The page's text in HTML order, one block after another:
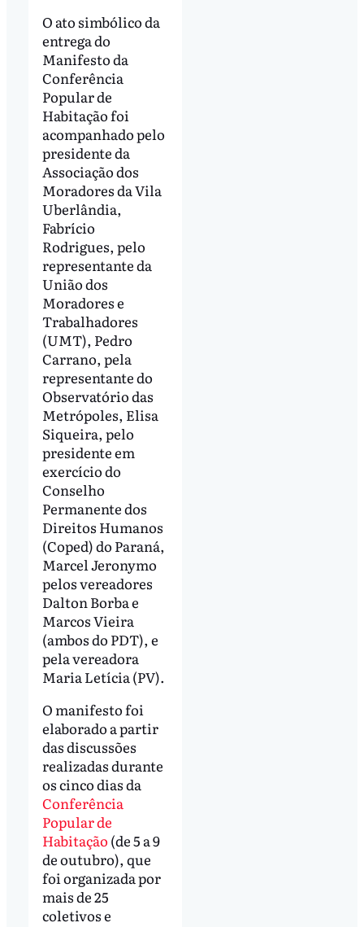
O ato simbólico da
entrega do
Manifesto da
Conferência
Popular de
Habitação foi
acompanhado pelo
presidente da
Associação dos
Moradores da Vila
Uberlândia,
Fabrício
Rodrigues, pelo
representante da
União dos
Moradores e
Trabalhadores
(UMT), Pedro
Carrano, pela
representante do
Observatório das
Metrópoles, Elisa
Siqueira, pelo
presidente em
exercício do
Conselho
Permanente dos
Direitos Humanos
(Coped) do Paraná,
Marcel Jeronymo
pelos vereadores
Dalton Borba e
Marcos Vieira
(ambos do PDT), e
pela vereadora
Maria Letícia (PV).
O manifesto foi
elaborado a partir
das discussões
realizadas durante
os cinco dias da
Conferência
Popular de
Habitação (de 5 a 9
de outubro), que
foi organizada por
mais de 25
coletivos e